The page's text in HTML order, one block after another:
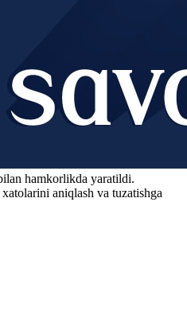
hamkorlikda yaratildi.
aniqlash va tuzatishga